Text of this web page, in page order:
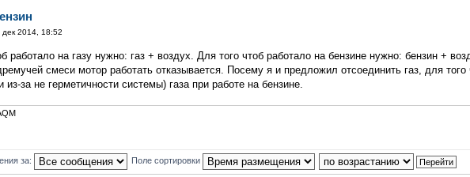
дек 2014, 18:52
работало на газу нужно: газ + воздух. Для того чтоб работало на бензине нужно: бензин +
смеси мотор работать отказывается. Посему я и предложил отсоединить газ, для того
за не герметичности системы) газа при работе на бензине.
за: Поле сортировки